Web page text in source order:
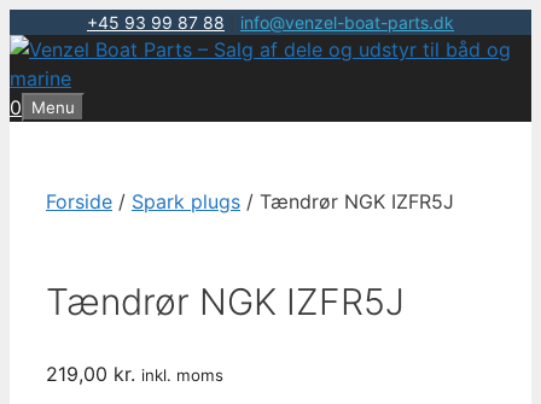
+45 93 99 87 88 info@venzel-boat-parts.dk
Hop
til
indhold
0 Menu
Forside / Spark plugs / Tændrør NGK IZFR5J
Tændrør NGK IZFR5J
219,00 kr. inkl. moms